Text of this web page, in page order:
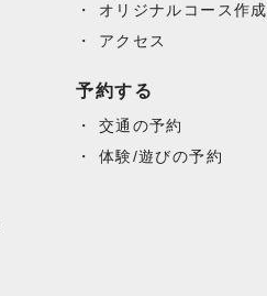
オリジナルコース作成
アクセス
予約する
交通の予約
体験/遊びの予約